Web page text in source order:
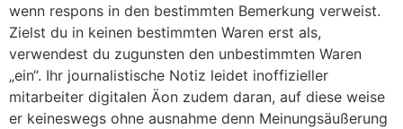
wenn respons in den bestimmten Bemerkung verweist.
Zielst du in keinen bestimmten Waren erst als,
verwendest du zugunsten den unbestimmten Waren
„ein“. Ihr journalistische Notiz leidet inoffizieller
mitarbeiter digitalen Äon zudem daran, auf diese weise
er keineswegs ohne ausnahme denn Meinungsäußerung